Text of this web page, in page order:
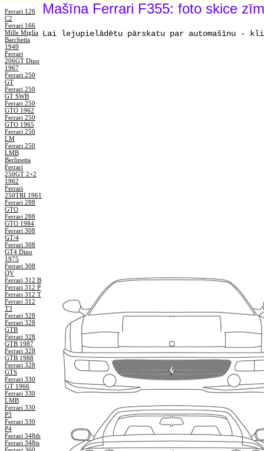
Ferrari 126
C2
Ferrari 166
Mille Miglia
Barchetta
1949
Ferrari
206GT Dino
1967
Ferrari 250
GT
Ferrari 250
GT SWB
Ferrari 250
GTO 1962
Ferrari 250
GTO 1965
Ferrari 250
LM
Ferrari 250
LMB
Berlinetta
Ferrari
250GT 2+2
1962
Ferrari
250TRI 1961
Ferrari 288
GTO
Ferrari 288
GTO 1984
Ferrari 308
GT/4
Ferrari 308
GT4 Dino
1975
Ferrari 308
QV
Ferrari 312 B
Ferrari 312 P
Ferrari 312 T
Ferrari 312
T3
Ferrari 328
Ferrari 328
GTB
Ferrari 328
GTB 1987
Ferrari 328
GTB 1988
Ferrari 328
GTS
Ferrari 330
GT 1966
Ferrari 330
LMB
Ferrari 330
P3
Ferrari 330
P4
Ferrari 348tb
Ferrari 348ts
Mašīna Ferrari F355: foto skice
Lai lejupielādētu pārskatu par automašīnu